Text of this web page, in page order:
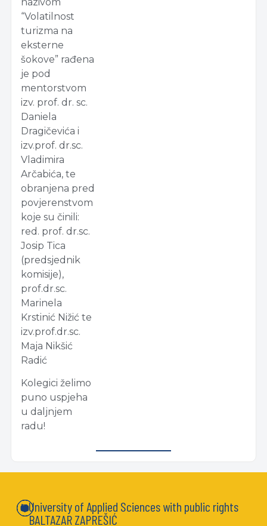
“Volatilnost
turizma na
eksterne
šokove” rađena
je pod
mentorstvom
izv. prof. dr. sc.
Daniela
Dragičevića i
izv.prof. dr.sc.
Vladimira
Arčabića, te
obranjena pred
povjerenstvom
koje su činili:
red. prof. dr.sc.
Josip Tica
(predsjednik
komisije),
prof.dr.sc.
Marinela
Krstinić Nižić te
izv.prof.dr.sc.
Maja Nikšić
Radić
Kolegici želimo
puno uspjeha
u daljnjem
radu!
University of Applied Sciences with public rights
BALTAZAR ZAPREŠIĆ